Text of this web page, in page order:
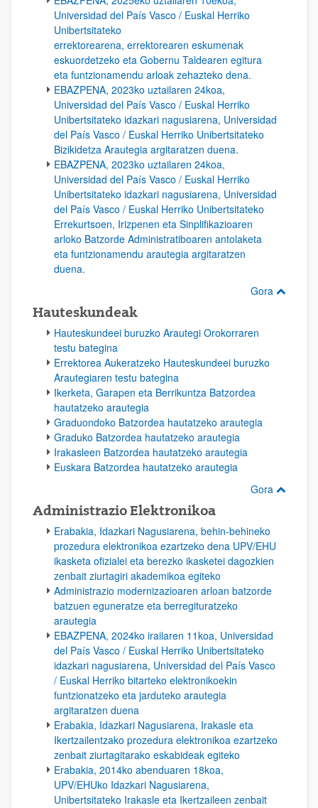
Universidad del País Vasco / Euskal Herriko
Unibertsitateko
errektorearena, errektorearen eskumenak
eskuordetzeko eta Gobernu Taldearen egitura
eta funtzionamendu arloak zehazteko dena.
EBAZPENA, 2023ko uztailaren 24koa,
Universidad del País Vasco / Euskal Herriko
Unibertsitateko idazkari nagusiarena, Universidad
del País Vasco / Euskal Herriko Unibertsitateko
Bizikidetza Arautegia argitaratzen duena.
EBAZPENA, 2023ko uztailaren 24koa,
Universidad del País Vasco / Euskal Herriko
Unibertsitateko idazkari nagusiarena, Universidad
del País Vasco / Euskal Herriko Unibertsitateko
Errekurtsoen, Irizpenen eta Sinplifikazioaren
arloko Batzorde Administratiboaren antolaketa
eta funtzionamendu arautegia argitaratzen
duena.
Gora
Hauteskundeak
Hauteskundeei buruzko Arautegi Orokorraren
testu bategina
Errektorea Aukeratzeko Hauteskundeei buruzko
Arautegiaren testu bategina
Ikerketa, Garapen eta Berrikuntza Batzordea
hautatzeko arautegia
Graduondoko Batzordea hautatzeko arautegia
Graduko Batzordea hautatzeko arautegia
Irakasleen Batzordea hautatzeko arautegia
Euskara Batzordea hautatzeko arautegia
Gora
Administrazio Elektronikoa
Erabakia, Idazkari Nagusiarena, behin-behineko
prozedura elektronikoa ezartzeko dena UPV/EHU
ikasketa ofizialei eta berezko ikasketei dagozkien
zenbait ziurtagiri akademikoa egiteko
Administrazio modernizazioaren arloan batzorde
batzuen eguneratze eta berregituratzeko
arautegia
EBAZPENA, 2024ko irailaren 11koa, Universidad
del País Vasco / Euskal Herriko Unibertsitateko
idazkari nagusiarena, Universidad del País Vasco
/ Euskal Herriko bitarteko elektronikoekin
funtzionatzeko eta jarduteko arautegia
argitaratzen duena
Erabakia, Idazkari Nagusiarena, Irakasle eta
Ikertzailentzako prozedura elektronikoa ezartzeko
zenbait ziurtagitarako eskabideak egiteko
Erabakia, 2014ko abenduaren 18koa,
UPV/EHUko Idazkari Nagusiarena,
Unibertsitateko Irakasle eta Ikertzaileen zenbait